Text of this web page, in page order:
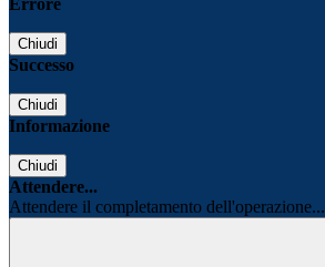
Errore
Chiudi
Successo
Chiudi
Informazione
Chiudi
Attendere...
Attendere il completamento dell'operazione...